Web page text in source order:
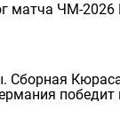
матча ЧМ-2026
Сборная
победит